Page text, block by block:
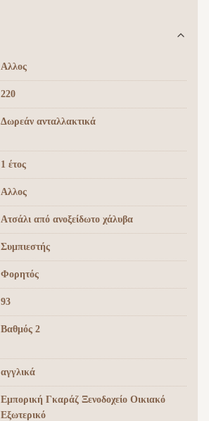
Αλλος
220
Δωρεάν ανταλλακτικά
1 έτος
Αλλος
Ατσάλι από ανοξείδωτο χάλυβα
Συμπιεστής
Φορητός
93
Βαθμός 2
αγγλικά
Εμπορική Γκαράζ Ξενοδοχείο Οικιακό
Εξωτερικό